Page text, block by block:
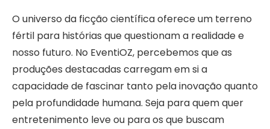
O universo da ficção científica oferece um terreno
fértil para histórias que questionam a realidade e
nosso futuro. No EventiOZ, percebemos que as
produções destacadas carregam em si a
capacidade de fascinar tanto pela inovação quanto
pela profundidade humana. Seja para quem quer
entretenimento leve ou para os que buscam